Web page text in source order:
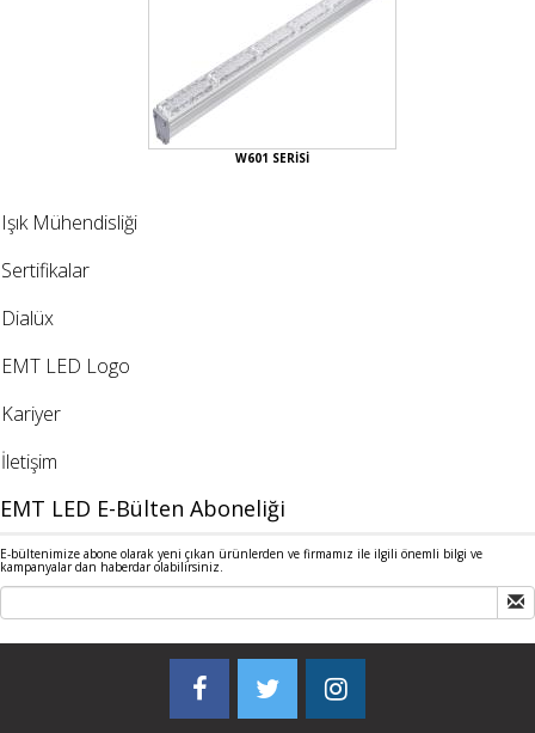
W601 SERİSİ
Işık Mühendisliği
Sertifikalar
Dialüx
EMT LED Logo
Kariyer
İletişim
EMT LED E-Bülten Aboneliği
E-bültenimize abone olarak yeni çıkan ürünlerden ve firmamız ile ilgili önemli bilgi ve
kampanyalar dan haberdar olabilirsiniz.